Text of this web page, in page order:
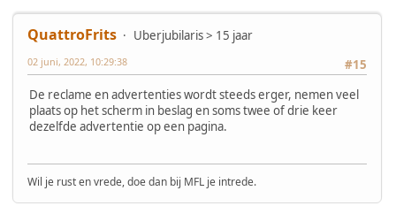
QuattroFrits
Uberjubilaris > 15 jaar
#15
02 juni, 2022, 10:29:38
De reclame en advertenties wordt steeds erger, nemen veel
plaats op het scherm in beslag en soms twee of drie keer
dezelfde advertentie op een pagina.
Wil je rust en vrede, doe dan bij MFL je intrede.